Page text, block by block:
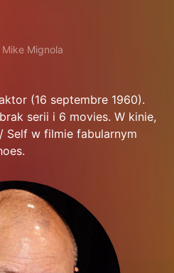
Mike Mignola
(16 septembre 1960).
serii i 6 movies. W kinie,
Self w filmie fabularnym